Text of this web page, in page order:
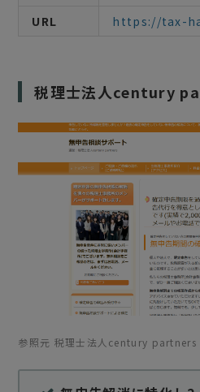
URL
https://tax-
税理士法人century
参照元 税理士法人century partners